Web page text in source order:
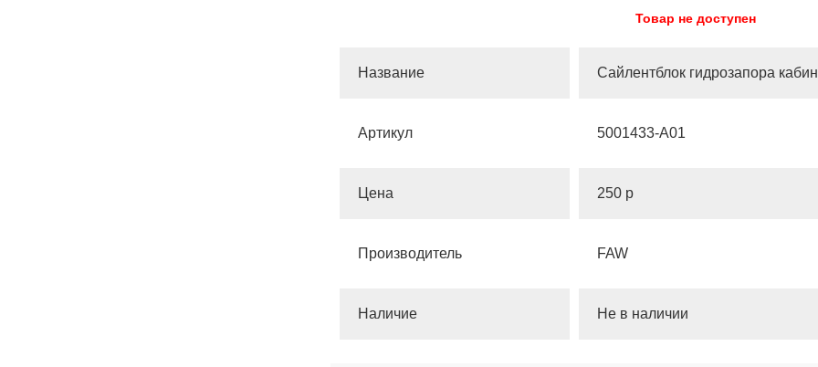
Товар не доступен
Название Сайлентблок гидрозапора
Артикул 5001433-A01
Цена 250 р
Производитель FAW
Наличие Не в наличии